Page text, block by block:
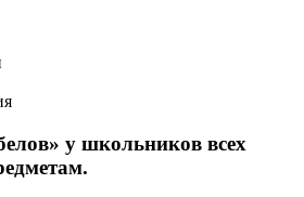
у школьников всех